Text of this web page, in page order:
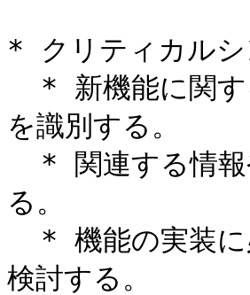
* クリティカルシ
を識別する。
る。
検討する。